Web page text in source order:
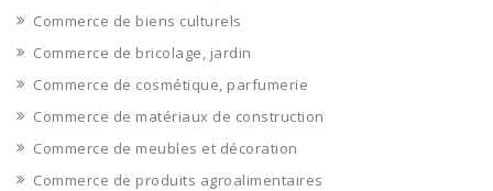
Commerce de biens culturels
Commerce de bricolage, jardin
Commerce de cosmétique, parfumerie
Commerce de matériaux de construction
Commerce de meubles et décoration
Commerce de produits agroalimentaires